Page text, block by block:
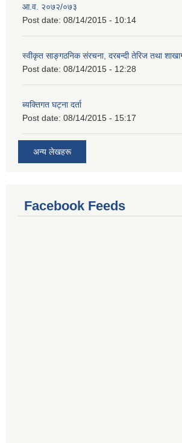
आ.व. २०७२/०७३
Post date: 08/14/2015 - 10:14
स्वीकृत साङ्गठनिक संरचना, दरबन्दी तेरिज तथा
Post date: 08/14/2015 - 12:28
ब्यक्तिगत घट्ना दर्ता
Post date: 08/14/2015 - 15:17
अन्य लेखहरू
Facebook Feeds